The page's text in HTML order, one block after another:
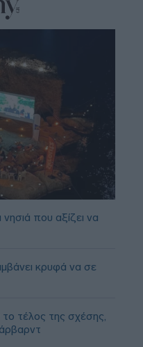
που αξίζει να
κρυφά να σε
τέλος της σχέσης,